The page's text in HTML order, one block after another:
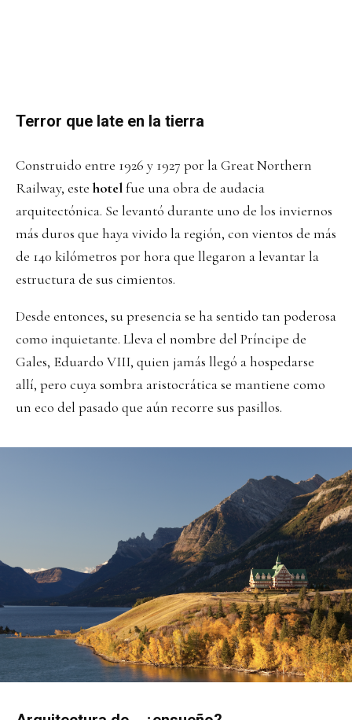
Terror que late en la tierra
Construido entre 1926 y 1927 por la Great Northern
Railway, este hotelfue una obra de audacia
arquitectónica. Se levantó durante uno de los inviernos
más duros que haya vivido la región, con vientos de más
de 140 kilómetros por hora que llegaron a levantar la
estructura de sus cimientos.
Desde entonces, su presencia se ha sentido tan poderosa
como inquietante. Lleva el nombre del Príncipe de
Gales, Eduardo VIII, quien jamás llegó a hospedarse
allí, pero cuya sombra aristocrática se mantiene como
un eco del pasado que aún recorre sus pasillos.